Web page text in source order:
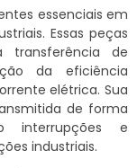
essenciais em
Essas peças
transferência de
da eficiência
elétrica. Sua
de forma
interrupções e
industriais.